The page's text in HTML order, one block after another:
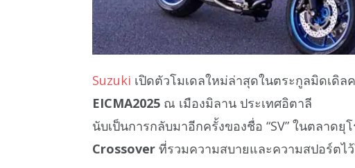
Suzuki เปิดตัวโมเดลใหม่ล่าสุดในตระกูลมิดเดิล
EICMA2025 ณ เมืองมิลาน ประเทศอิตาลี
นับเป็นการกลับมาอีกครั้งของชื่อ “SV” ในตลาด
Crossover ที่รวมความสบายและความสปอร์ตไ